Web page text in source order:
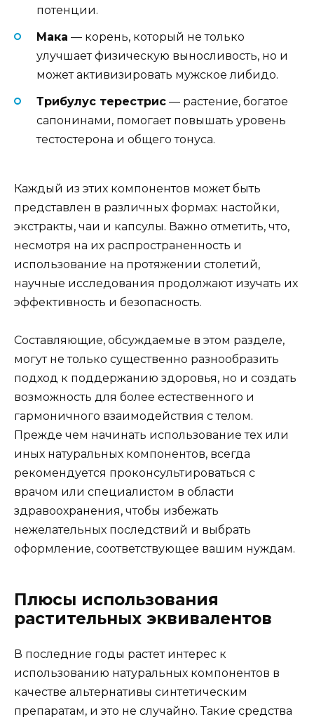
потенции.
Мака — корень, который не только
улучшает физическую выносливость, но и
может активизировать мужское либидо.
Трибулус терестрис — растение, богатое
сапонинами, помогает повышать уровень
тестостерона и общего тонуса.
Каждый из этих компонентов может быть
представлен в различных формах: настойки,
экстракты, чаи и капсулы. Важно отметить, что,
несмотря на их распространенность и
использование на протяжении столетий,
научные исследования продолжают изучать их
эффективность и безопасность.
Составляющие, обсуждаемые в этом разделе,
могут не только существенно разнообразить
подход к поддержанию здоровья, но и создать
возможность для более естественного и
гармоничного взаимодействия с телом.
Прежде чем начинать использование тех или
иных натуральных компонентов, всегда
рекомендуется проконсультироваться с
врачом или специалистом в области
здравоохранения, чтобы избежать
нежелательных последствий и выбрать
оформление, соответствующее вашим нуждам.
Плюсы использования
растительных эквивалентов
В последние годы растет интерес к
использованию натуральных компонентов в
качестве альтернативы синтетическим
препаратам, и это не случайно. Такие средства